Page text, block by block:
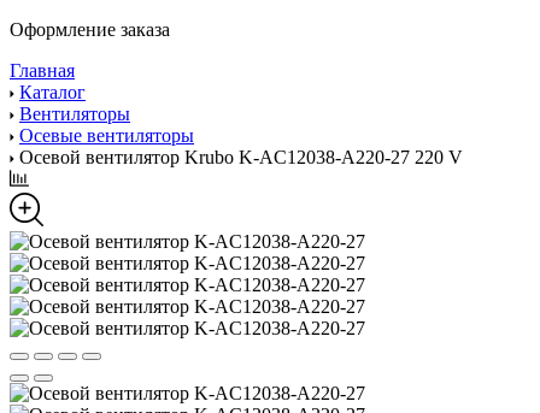
Оформление заказа
Главная
Каталог
Вентиляторы
Осевые вентиляторы
Осевой вентилятор Krubo K-AC12038-A220-27 220 V